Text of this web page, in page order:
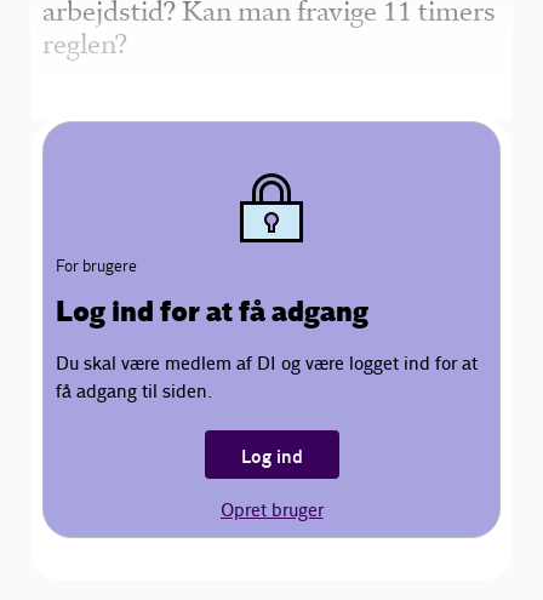
arbejdstid? Kan man fravige 11 timers
reglen?
For brugere
Log ind for at få adgang
Du skal være medlem af DI og være logget ind for at
få adgang til siden.
Log ind
Opret bruger